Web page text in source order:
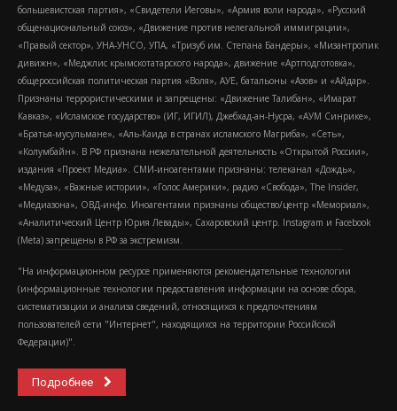
большевистская партия», «Свидетели Иеговы», «Армия воли народа», «Русский
общенациональный союз», «Движение против нелегальной иммиграции»,
«Правый сектор», УНА-УНСО, УПА, «Тризуб им. Степана Бандеры», «Мизантропик
дивижн», «Меджлис крымскотатарского народа», движение «Артподготовка»,
общероссийская политическая партия «Воля», АУЕ, батальоны «Азов» и «Айдар».
Признаны террористическими и запрещены: «Движение Талибан», «Имарат
Кавказ», «Исламское государство» (ИГ, ИГИЛ), Джебхад-ан-Нусра, «АУМ Синрике»,
«Братья-мусульмане», «Аль-Каида в странах исламского Магриба», «Сеть»,
«Колумбайн». В РФ признана нежелательной деятельность «Открытой России»,
издания «Проект Медиа». СМИ-иноагентами признаны: телеканал «Дождь»,
«Медуза», «Важные истории», «Голос Америки», радио «Свобода», The Insider,
«Медиазона», ОВД-инфо. Иноагентами признаны общество/центр «Мемориал»,
«Аналитический Центр Юрия Левады», Сахаровский центр. Instagram и Facebook
(Metа) запрещены в РФ за экстремизм.
"На информационном ресурсе применяются рекомендательные технологии
(информационные технологии предоставления информации на основе сбора,
систематизации и анализа сведений, относящихся к предпочтениям
пользователей сети "Интернет", находящихся на территории Российской
Федерации)".
Подробнее